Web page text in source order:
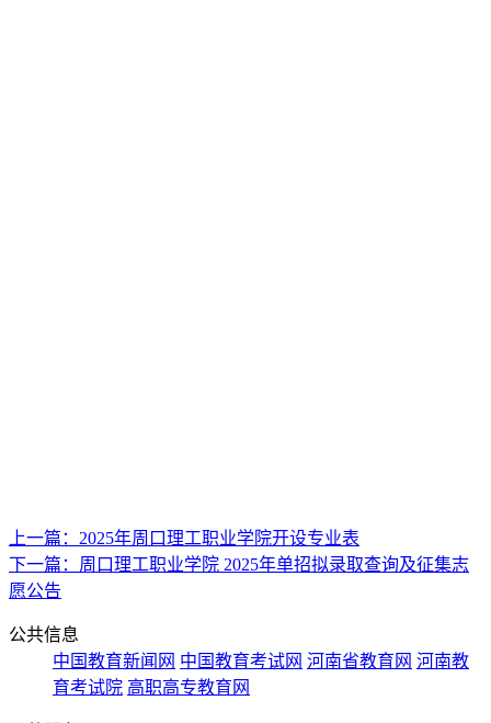
上一篇：2025年周口理工职业学院开设专业表
下一篇：周口理工职业学院 2025年单招拟录取查询及征集志
愿公告
公共信息
中国教育新闻网 中国教育考试网 河南省教育网 河南教
育考试院 高职高专教育网